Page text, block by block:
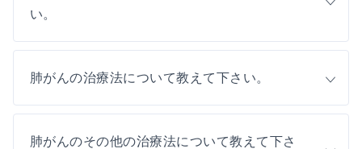
い。
肺がんの治療法について教えて下さい。
肺がんのその他の治療法について教えて下さ